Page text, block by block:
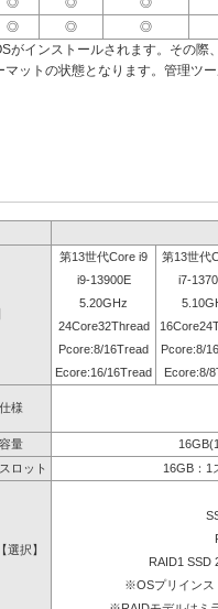
◎ ◎ ◎
がインストールされます。その際
ットの状態となります。管理ツ
第13世代Core i9 第13世代
i9-13900E
i7-
5.20GHz
24Core32Thread
Pcore:8/16Tread
Pcore:8/
Ecore:16/16Tread
Ecore:8/
仕様
容量
ロット
16GB：1
選択】
RAID1 SSD
※OSプリインス